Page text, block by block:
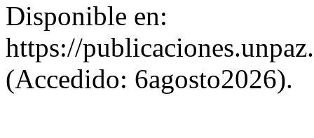
Disponible en:
https://
(Accedido: 6agosto2026).